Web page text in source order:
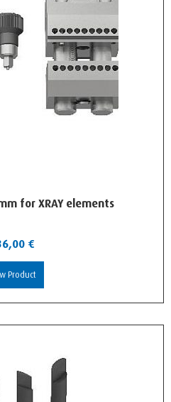
for XRAY elements
€
Product